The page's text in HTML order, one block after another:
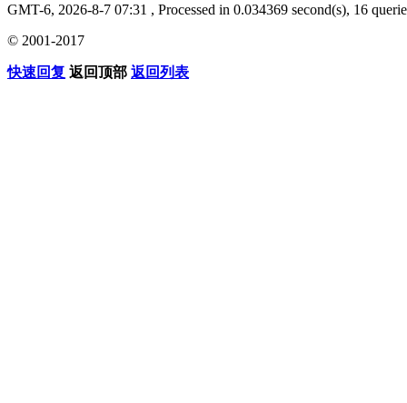
GMT-6, 2026-8-7 07:31 , Processed in 0.034369 second(s), 16
© 2001-2017
快速回复 返回顶部 返回列表